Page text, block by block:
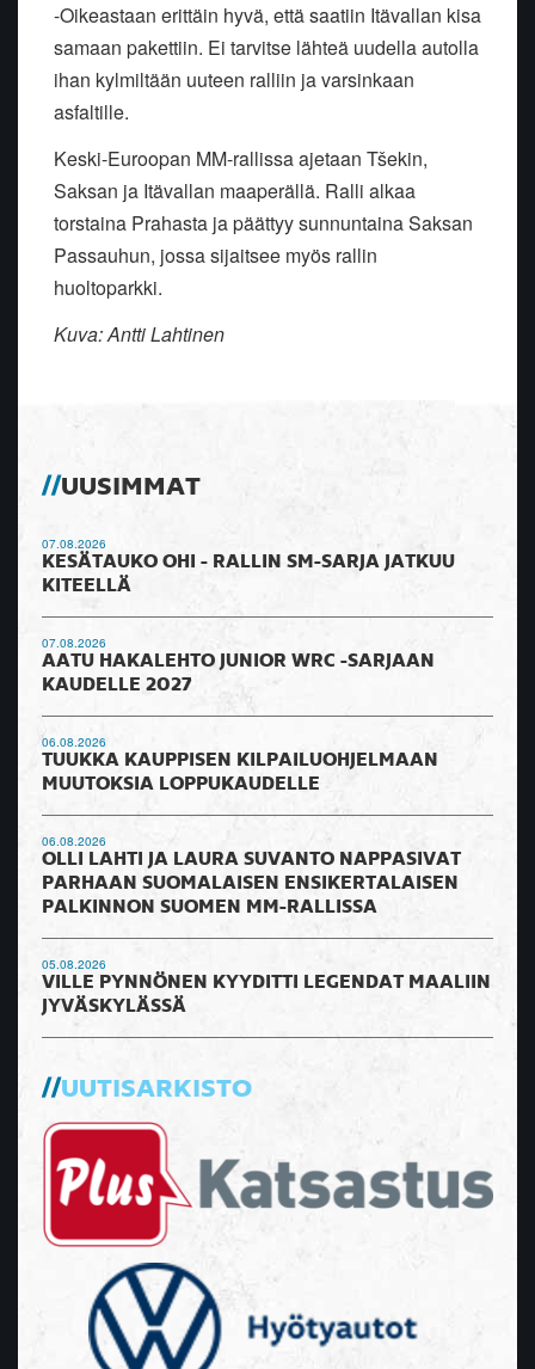
-Oikeastaan erittäin hyvä, että saatiin Itävallan kisa
samaan pakettiin. Ei tarvitse lähteä uudella autolla
ihan kylmiltään uuteen ralliin ja varsinkaan
asfaltille.
Keski-Euroopan MM-rallissa ajetaan Tšekin,
Saksan ja Itävallan maaperällä. Ralli alkaa
torstaina Prahasta ja päättyy sunnuntaina Saksan
Passauhun, jossa sijaitsee myös rallin
huoltoparkki.
Kuva: Antti Lahtinen
UUSIMMAT
07.08.2026
KESÄTAUKO OHI - RALLIN SM-SARJA JATKUU
KITEELLÄ
07.08.2026
AATU HAKALEHTO JUNIOR WRC -SARJAAN
KAUDELLE 2027
06.08.2026
TUUKKA KAUPPISEN KILPAILUOHJELMAAN
MUUTOKSIA LOPPUKAUDELLE
06.08.2026
OLLI LAHTI JA LAURA SUVANTO NAPPASIVAT
PARHAAN SUOMALAISEN ENSIKERTALAISEN
PALKINNON SUOMEN MM-RALLISSA
05.08.2026
VILLE PYNNÖNEN KYYDITTI LEGENDAT MAALIIN
JYVÄSKYLÄSSÄ
UUTISARKISTO